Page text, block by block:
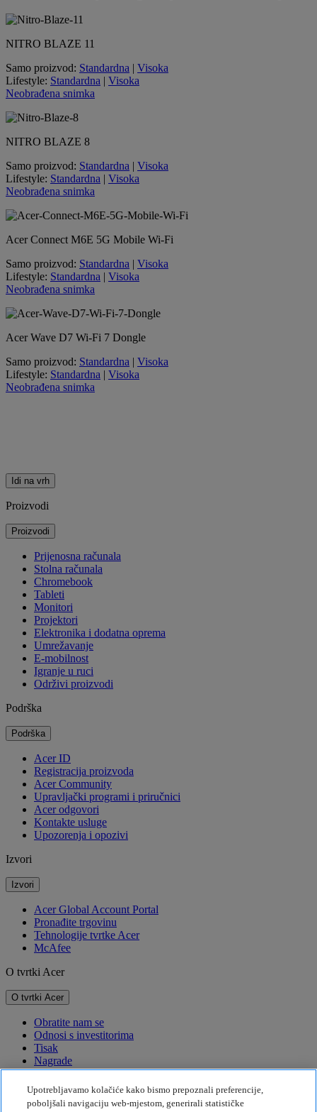
NITRO BLAZE 11
Samo proizvod: Standardna | Visoka
Lifestyle: Standardna | Visoka
Neobrađena snimka
NITRO BLAZE 8
Samo proizvod: Standardna | Visoka
Lifestyle: Standardna | Visoka
Neobrađena snimka
Acer Connect M6E 5G Mobile Wi-Fi
Samo proizvod: Standardna | Visoka
Lifestyle: Standardna | Visoka
Neobrađena snimka
Acer Wave D7 Wi-Fi 7 Dongle
Samo proizvod: Standardna | Visoka
Lifestyle: Standardna | Visoka
Neobrađena snimka
Idi na vrh
Proizvodi
Proizvodi
Prijenosna računala
Stolna računala
Chromebook
Tableti
Monitori
Projektori
Elektronika i dodatna oprema
Umrežavanje
E-mobilnost
Igranje u ruci
Održivi proizvodi
Podrška
Podrška
Acer ID
Registracija proizvoda
Acer Community
Upravljački programi i priručnici
Acer odgovori
Kontakte usluge
Upozorenja i opozivi
Izvori
Izvori
Acer Global Account Portal
Pronađite trgovinu
Tehnologije tvrtke Acer
McAfee
O tvrtki Acer
O tvrtki Acer
Obratite nam se
Odnosi s investitorima
Tisak
Nagrade
Događaji
Održivost
Upotrebljavamo kolačiće kako bismo prepoznali preferencije,
poboljšali navigaciju web-mjestom, generirali statističke